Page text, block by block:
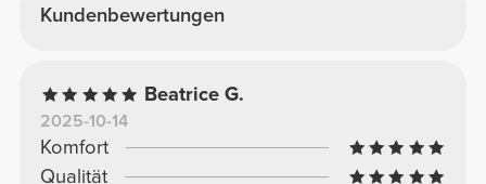
Kundenbewertungen
Beatrice G.
2025-10-14
Komfort
Qualität